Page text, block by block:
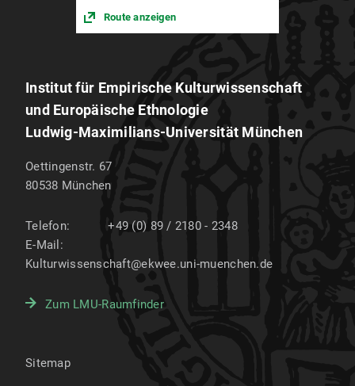
Route anzeigen
Institut für Empirische Kulturwissenschaft
und Europäische Ethnologie
Ludwig-Maximilians-Universität München
Oettingenstr. 67
80538 München
Telefon:
+49 (0) 89 / 2180 - 2348
E-Mail:
Kulturwissenschaft@ekwee.uni-muenchen.de
Zum LMU-Raumfinder
Sitemap